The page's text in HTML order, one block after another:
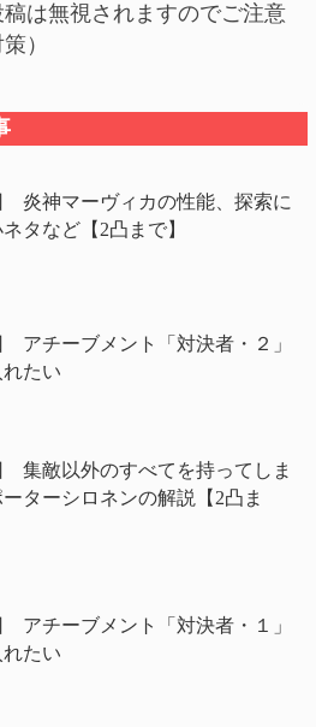
は無視されますのでご注意
）
炎神マーヴィカの性能、探索に
タなど【2凸まで】
アチーブメント「対決者・２」
たい
集敵以外のすべてを持ってしま
ターシロネンの解説【2凸ま
アチーブメント「対決者・１」
たい